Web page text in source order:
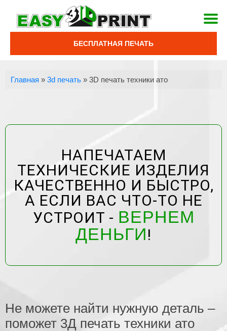
БЕСПЛАТНАЯ ПЕЧАТЬ
Главная »3d печать »3D печать техники ато
НАПЕЧАТАЕМ
ТЕХНИЧЕСКИЕ ИЗДЕЛИЯ
КАЧЕСТВЕННО И БЫСТРО,
А ЕСЛИ ВАС ЧТО-ТО НЕ
УСТРОИТ - ВЕРНЕМ
ДЕНЬГИ!
Не можете найти нужную деталь –
поможет 3Д печать техники ато